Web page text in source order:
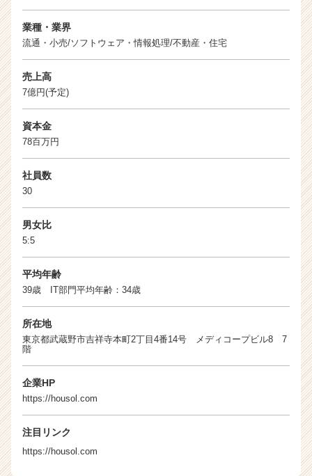
業種・業界
流通・小売/ソフトウェア・情報処理/不動産・住宅
売上高
7億円(予定)
資本金
78百万円
社員数
30
男女比
5:5
平均年齢
39歳 IT部門平均年齢：34歳
所在地
東京都武蔵野市吉祥寺本町2丁目4番14号 メディコープビル8 7
階
企業HP
https://housol.com
注目リンク
https://housol.com